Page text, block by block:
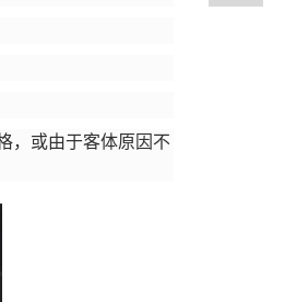
，或由于客体原因不